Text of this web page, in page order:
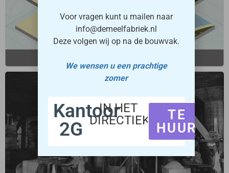
Voor vragen kunt u mailen naar
info@demeelfabriek.nl
Deze volgen wij op na de bouwvak.
We wensen u een prachtige
zomer
Kantoor
2G
IN HET
DIRECTIEKANTOOR
TE
HUUR